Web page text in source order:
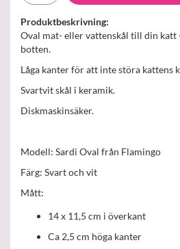
Produktbeskrivning:
Oval mat- eller vattenskål till din katt
botten.
Låga kanter för att inte störa kattens
Svartvit skål i keramik.
Diskmaskinsäker.
Modell: Sardi Oval från Flamingo
Färg: Svart och vit
Mått:
14 x 11,5 cm i överkant
Ca 2,5 cm höga kanter